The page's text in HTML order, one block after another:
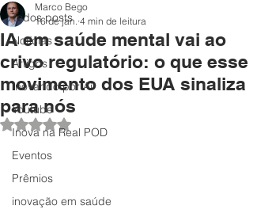
Todos posts
Notícias
Artigos
Inovando por Aí
Youtube
Inova na Real POD
Eventos
Prêmios
inovação em saúde
IA em saúde mental vai ao
crivo regulatório: o que esse
movimento dos EUA sinaliza
para nós
Marco Bego
16 de jan. 4 min de leitura
Avaliado com NaN de 5 estrelas.